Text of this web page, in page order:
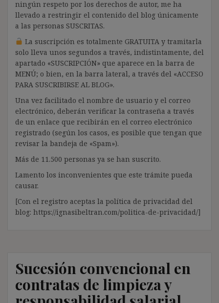
ningún respeto por los derechos de autor, me ha
llevado a restringir el contenido del blog únicamente
a las personas SUSCRITAS.
La suscripción es totalmente GRATUITA y tramitarla
solo lleva unos segundos a través, indistintamente, del
apartado «SUSCRIPCIÓN» que aparece en la barra de
MENÚ; o bien, en la barra lateral, a través del «ACCESO
PARA SUSCRIBIRSE AL BLOG».
Una vez facilitado el nombre de usuario y el correo
electrónico, deberán verificar la contraseña a través
de un enlace que recibirán en el correo electrónico
registrado (según los casos, es posible que tengan que
revisar la bandeja de «Spam»).
Más de 11.500 personas ya se han suscrito.
Lamento los inconvenientes que este trámite pueda
causar.
[Con el registro aceptas la política de privacidad del
blog: https://ignasibeltran.com/politica-de-privacidad/]
Sucesión convencional en
contratas de limpieza y